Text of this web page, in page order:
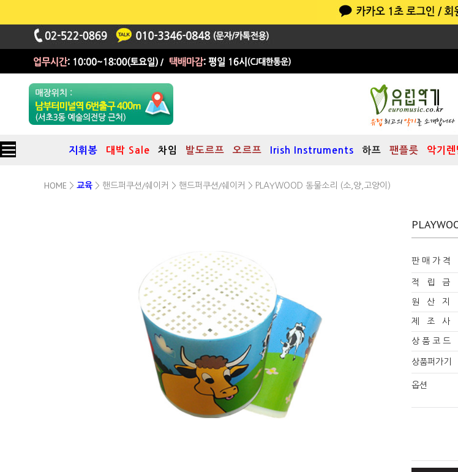
지휘봉 대박 Sale 차임 발도르프 오르프 Irish Instruments 하프 팬플릇 악기렌
HOME > 교육 > 핸드퍼쿠션/쉐이커 > 핸드퍼쿠션/쉐이커 > PLAYWOOD 동물소리 (소,양,고양이)
판 매 가 격
적 립 금
원 산 지
제 조 사
상 품 코 드
상품퍼가기
옵션